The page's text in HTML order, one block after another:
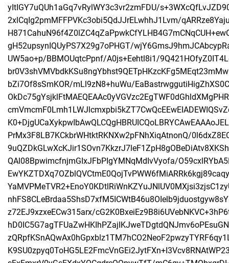
yItIGY7uQUh1aGq7vRylWY3c3vr2zmFDU/
2xlCqIg2pmMFFPVKc3obi5QdJJrELwhhJ1Lvm/
gH52upsynIQUyPS7X29g7oPHGT/
UW5ao+p/BBMOUqtcPpnf/A0js+Eehtl8i1/
bZi7Of8sSmKOR/mLl9zN8+huWu/
PrMx3F8LB7KCkbrWHtktRKNXw2pFNhXiqAtnonQ/
QAl08BpwimcfnjmGIxJFbPIgYMNqMdIvVyofa/
z72EJ9xzxeECw315arx/